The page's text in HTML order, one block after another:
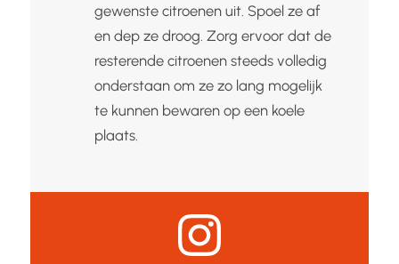
gewenste citroenen uit. Spoel ze af
en dep ze droog. Zorg ervoor dat de
resterende citroenen steeds volledig
onderstaan om ze zo lang mogelijk
te kunnen bewaren op een koele
plaats.